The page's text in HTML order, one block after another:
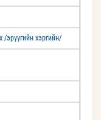
/эрүүгийн хэргийн/